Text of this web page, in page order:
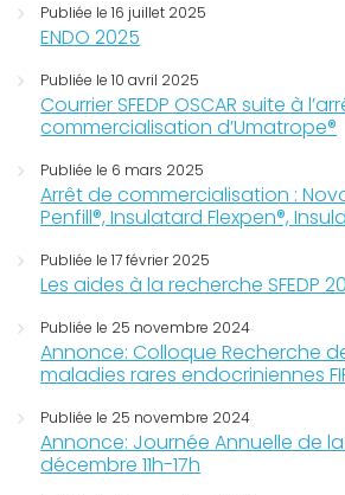
Publiée le 16 juillet 2025
ENDO 2025
Publiée le 10 avril 2025
Courrier SFEDP OSCAR suite à
commercialisation d’Umatrope®
Publiée le 6 mars 2025
Arrêt de commercialisation :
Penfill®, Insulatard Flexpen®,
Publiée le 17 février 2025
Les aides à la recherche SFEDP
Publiée le 25 novembre 2024
Annonce: Colloque Recherche
maladies rares endocriniennes
Publiée le 25 novembre 2024
Annonce: Journée Annuelle de la
décembre 11h-17h